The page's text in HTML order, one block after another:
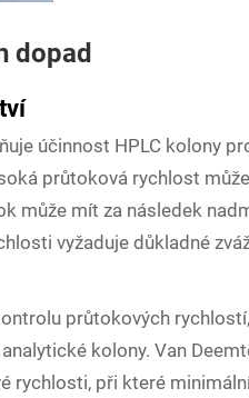
dopad
účinnost HPLC kolony
průtoková rychlost
může mít za následek
vyžaduje důkladné
průtokových
kolony. Van
rychlosti, při které